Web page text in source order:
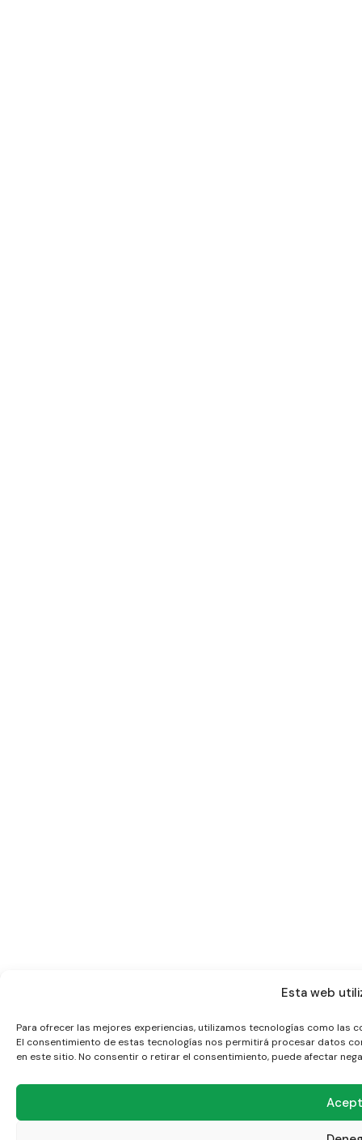
Esta web
Para ofrecer las mejores experiencias, utilizamos tecnologías como las
El consentimiento de estas tecnologías nos permitirá procesar datos
en este sitio. No consentir o retirar el consentimiento, puede afectar